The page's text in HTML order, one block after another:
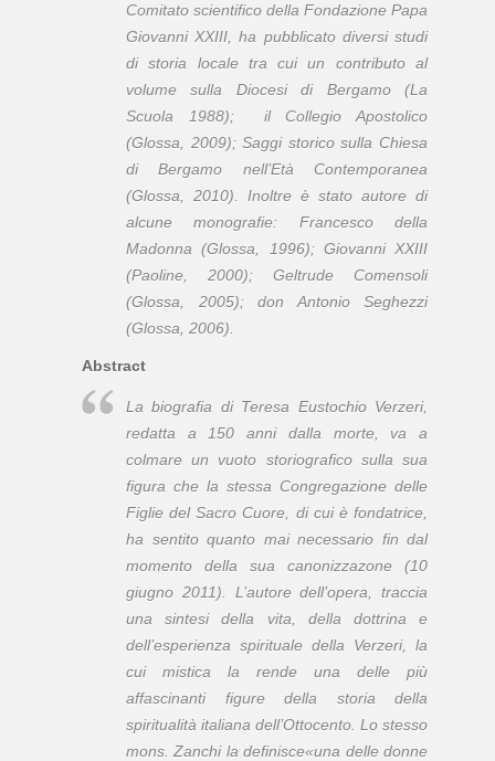
Comitato scientifico della Fondazione Papa
Giovanni XXIII, ha pubblicato diversi studi
di storia locale tra cui un contributo al
volume sulla Diocesi di Bergamo (La
Scuola 1988); il Collegio Apostolico
(Glossa, 2009); Saggi storico sulla Chiesa
di Bergamo nell’Età Contemporanea
(Glossa, 2010). Inoltre è stato autore di
alcune monografie: Francesco della
Madonna (Glossa, 1996); Giovanni XXIII
(Paoline, 2000); Geltrude Comensoli
(Glossa, 2005); don Antonio Seghezzi
(Glossa, 2006).
Abstract
La biografia di Teresa Eustochio Verzeri,
redatta a 150 anni dalla morte, va a
colmare un vuoto storiografico sulla sua
figura che la stessa Congregazione delle
Figlie del Sacro Cuore, di cui è fondatrice,
ha sentito quanto mai necessario fin dal
momento della sua canonizzazone (10
giugno 2011). L’autore dell’opera, traccia
una sintesi della vita, della dottrina e
dell’esperienza spirituale della Verzeri, la
cui mistica la rende una delle più
affascinanti figure della storia della
spiritualità italiana dell’Ottocento. Lo stesso
mons. Zanchi la definisce«una delle donne